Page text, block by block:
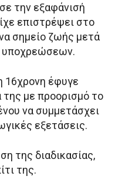
την εξαφάνισή
επιστρέψει στο
σημείο ζωής μετά
υποχρεώσεων.
16χρονη έφυγε
της με προορισμό το
να συμμετάσχει
εξετάσεις.
της διαδικασίας,
της.